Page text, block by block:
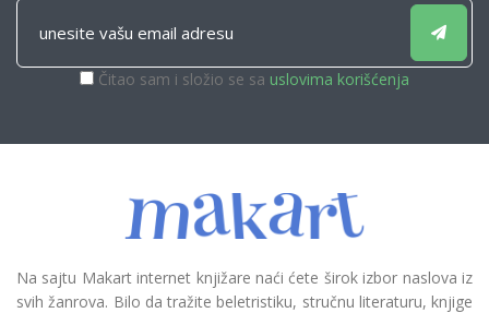
Čitao sam i složio se sa uslovima korišćenja
Na sajtu Makart internet knjižare naći ćete širok izbor naslova iz
svih žanrova. Bilo da tražite beletristiku, stručnu literaturu, knjige